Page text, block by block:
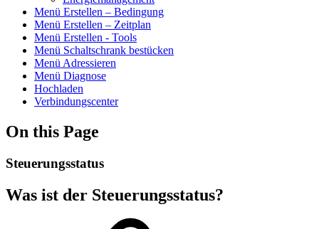
Menü Erstellen – Bedingung
Menü Erstellen – Zeitplan
Menü Erstellen - Tools
Menü Schaltschrank bestücken
Menü Adressieren
Menü Diagnose
Hochladen
Verbindungscenter
On this Page
Steuerungsstatus
Was ist der Steuerungsstatus?